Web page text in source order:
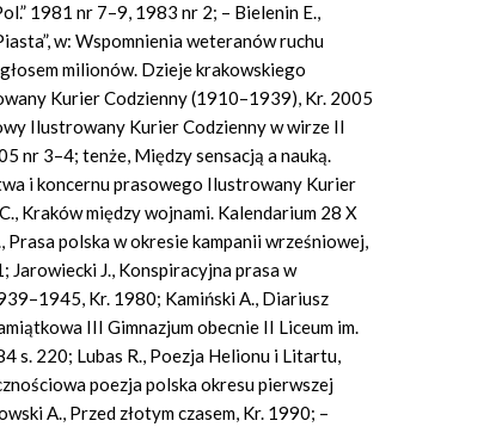
1981 nr 7–9, 1983 nr 2; – Bielenin E.,
w: Wspomnienia weteranów ruchu
milionów. Dzieje krakowskiego
Kurier Codzienny (1910–1939), Kr. 2005
Ilustrowany Kurier Codzienny w wirze II
nr 3–4; tenże, Między sensacją a nauką.
i koncernu prasowego Ilustrowany Kurier
Kraków między wojnami. Kalendarium 28 X
polska w okresie kampanii wrześniowej,
Jarowiecki J., Konspiracyjna prasa w
Kr. 1980; Kamiński A., Diariusz
III Gimnazjum obecnie II Liceum im.
s. 220; Lubas R., Poezja Helionu i Litartu,
poezja polska okresu pierwszej
A., Przed złotym czasem, Kr. 1990; –